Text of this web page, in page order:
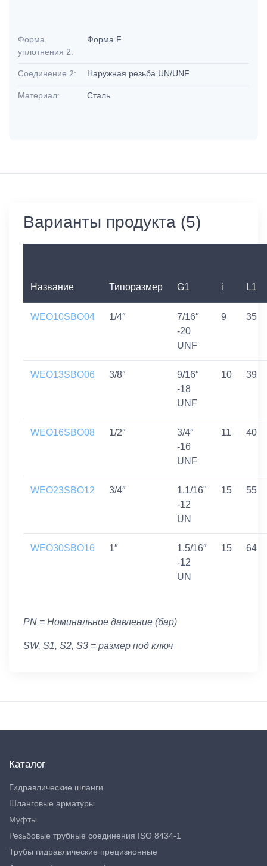
Форма
уплотнения 2:
Форма F
Соединение 2: Наружная резьба UN/UNF
Материал: Сталь
Варианты продукта (5)
Название Типоразмер G1 i L1
WEO10SBO04 1/4″
7/16″
-20
UNF
9 35
WEO13SBO06 3/8″
9/16″
-18
UNF
10 39
WEO16SBO08 1/2″
3/4″
-16
UNF
11 40
WEO23SBO12 3/4″
1.1/16"
-12
UN
15 55
WEO30SBO16 1″
1.5/16″
-12
UN
15 64
PN = Номинальное давление (бар)
SW, S1, S2, S3 = размер под ключ
Каталог
Гидравлические шланги
Шланговые арматуры
Муфты
Резьбовые трубные соединения ISO 8434-1
Трубы гидравлические прецизионные